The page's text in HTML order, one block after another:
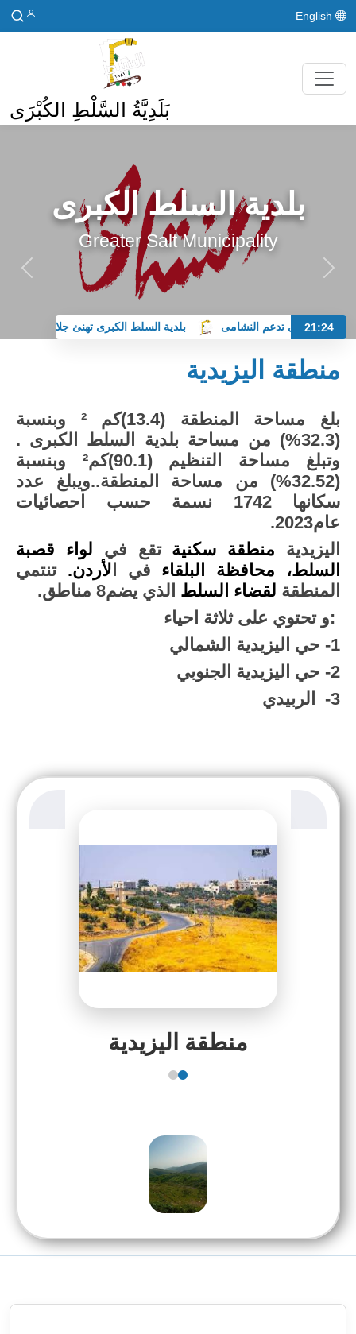
بَلَدِيَّةُ السَّلْطِ الكُبْرَى
بلدية السلط الكبرى
Greater Salt Municipality
21:24
الكبرى تدعم النشامى بلدية السلط الكبرى تهنئ جلالة الملك
منطقة اليزيدية
بلغ مساحة المنطقة (13.4)كم ² وبنسبة
(32.3%) من مساحة بلدية السلط الكبرى .
وتبلغ مساحة التنظيم (90.1)كم² وبنسبة
(32.52%) من مساحة المنطقة..ويبلغ عدد
سكانها 1742 نسمة حسب احصائيات
عام2023.
اليزيدية منطقة سكنية تقع في لواء قصبة
السلط، محافظة البلقاء في ا لأردن. تنتمي
المنطقة لقضاء السلط الذي يضم8 مناطق.
:و تحتوي على ثلاثة احياء
1- حي اليزيدية الشمالي
2- حي اليزيدية الجنوبي
3- الربيدي
منطقة اليزيدية